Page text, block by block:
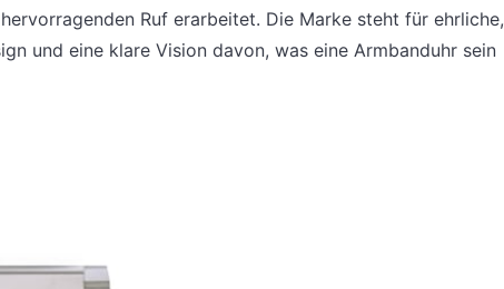
Ruf erarbeitet. Die Marke steht für ehrliche,
und eine klare Vision davon, was eine Armbanduhr sein